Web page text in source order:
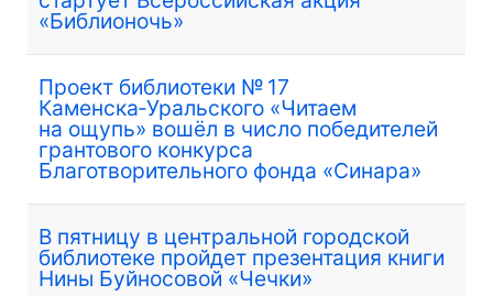
«Библионочь»
Проект библиотеки № 17
Каменска‑Уральского «Читаем
на ощупь» вошёл в число победителей
грантового конкурса
Благотворительного фонда «Синара»
В пятницу в центральной городской
библиотеке пройдет презентация книги
Нины Буйносовой «Чечки»